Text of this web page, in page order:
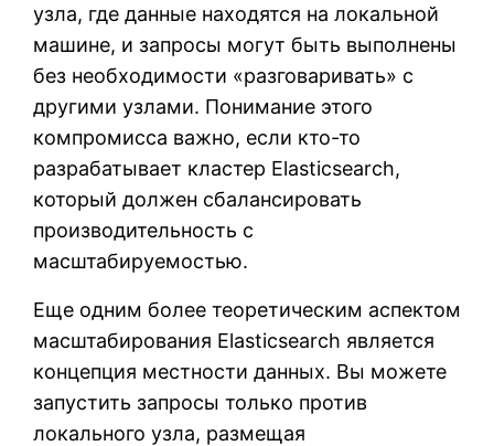
узла, где данные находятся на локальной
машине, и запросы могут быть выполнены
без необходимости «разговаривать» с
другими узлами. Понимание этого
компромисса важно, если кто-то
разрабатывает кластер Elasticsearch,
который должен сбалансировать
производительность с
масштабируемостью.
Еще одним более теоретическим аспектом
масштабирования Elasticsearch является
концепция местности данных. Вы можете
запустить запросы только против
локального узла, размещая